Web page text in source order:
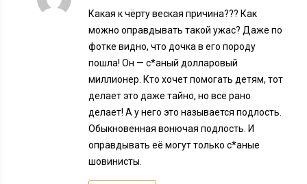
Какая к чёрту веская причина??? Как
можно оправдывать такой ужас? Даже по
фотке видно, что дочка в его породу
пошла! Он — с*аный долларовый
миллионер. Кто хочет помогать детям, тот
делает это даже тайно, но всё рано
делает! А у него это называется подлость.
Обыкновенная вонючая подлость. И
оправдывать её могут только с*аные
шовинисты.